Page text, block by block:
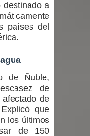
destinado a
países del
de Ñuble,
de
de
que
los últimos
de 150